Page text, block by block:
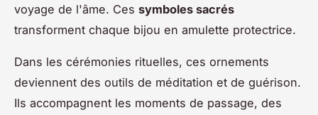
voyage de l'âme. Ces symboles sacrés
transforment chaque bijou en amulette protectrice.
Dans les cérémonies rituelles, ces ornements
deviennent des outils de méditation et de guérison.
Ils accompagnent les moments de passage, des